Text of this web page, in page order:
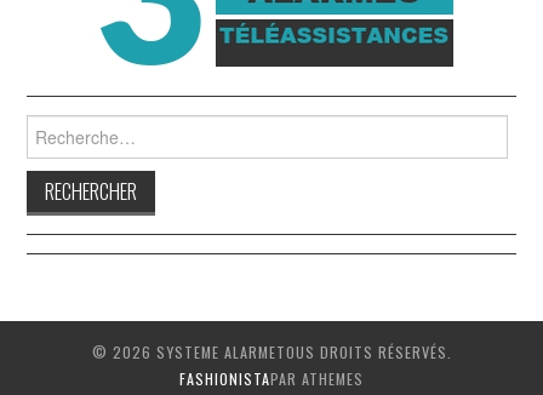
© 2026 SYSTEME ALARMETOUS DROITS RÉSERVÉS.
FASHIONISTAPAR ATHEMES